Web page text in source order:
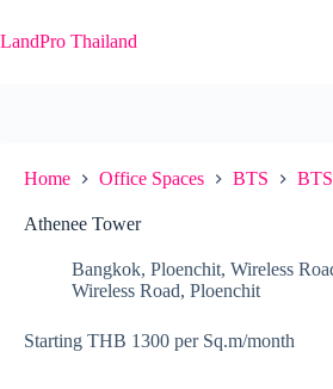
to
content
LandPro Thailand
Home Office Spaces BTS
Athenee Tower
Bangkok, Ploenchit, Wireless
Wireless Road, Ploenchit
Starting THB 1300 per Sq.m/month